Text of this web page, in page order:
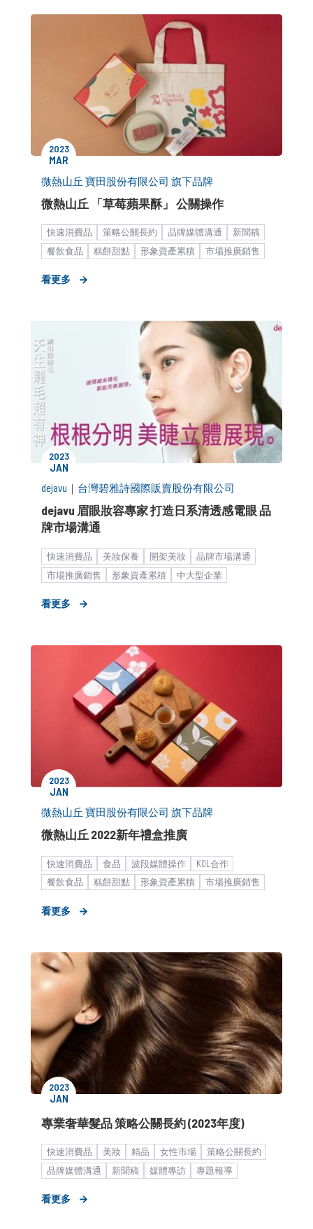
2023
MAR
微熱山丘 寶田股份有限公司 旗下品牌
微熱山丘 「草莓蘋果酥」 公關操作
快速消費品 策略公關長約 品牌媒體溝通
新聞稿
餐飲食品
糕餅甜點 形象資產累積
市場推廣銷售
看更多
2023
JAN
dejavu ｜ 台灣碧雅詩國際販賣股份有限公司
dejavu 眉眼妝容專家 打造日系清透感電眼 品
牌市場溝通
快速消費品 美妝保養 開架美妝
品牌市場溝通
市場推廣銷售
形象資產累積
中大型企業
看更多
2023
JAN
微熱山丘 寶田股份有限公司 旗下品牌
微熱山丘 2022新年禮盒推廣
快速消費品 食品 波段媒體操作
KOL合作
餐飲食品
糕餅甜點 形象資產累積
市場推廣銷售
看更多
2023
JAN
專業奢華髮品 策略公關長約 (2023年度)
快速消費品 美妝 精品 女性市場
策略公關長約
品牌媒體溝通
新聞稿 媒體專訪
專題報導
媒體議題造勢
看更多